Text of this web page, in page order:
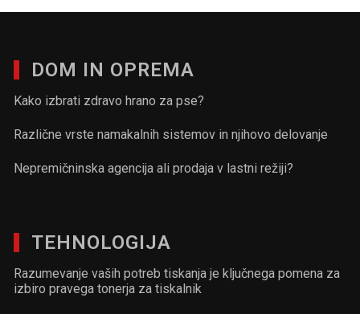
DOM IN OPREMA
Kako izbrati zdravo hrano za pse?
Različne vrste namakalnih sistemov in njihovo delovanje
Nepremičninska agencija ali prodaja v lastni režiji?
TEHNOLOGIJA
Razumevanje vaših potreb tiskanja je ključnega pomena za
izbiro pravega tonerja za tiskalnik